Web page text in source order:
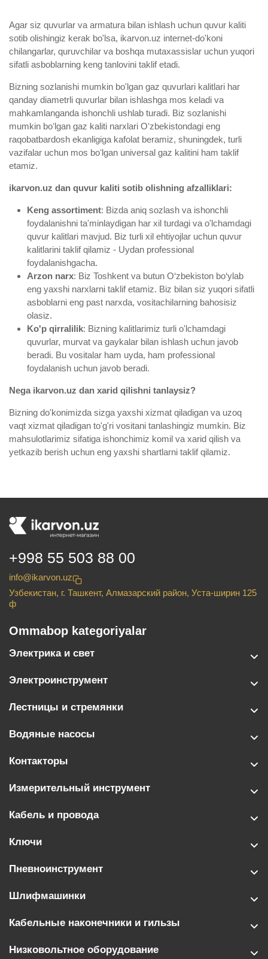
Agar siz quvurlar va armatura bilan ishlash uchun quvur kaliti
sotib olishingiz kerak bo'lsa, ikarvon.uz internet-do'koni
chilangarlar, quruvchilar va boshqa mutaxassislar uchun yuqori
sifatli asboblarning keng tanlovini taklif etadi.
Bizning sozlanishi mumkin bo'lgan gaz quvurlari kalitlari har
qanday diametrli quvurlar bilan ishlashga mos keladi va
mahkamlanganda ishonchli ushlab turadi. Biz sozlanishi
mumkin boʻlgan gaz kaliti narxlari Oʻzbekistondagi eng
raqobatbardosh ekanligiga kafolat beramiz, shuningdek, turli
vazifalar uchun mos boʻlgan universal gaz kalitini ham taklif
etamiz.
ikarvon.uz dan quvur kaliti sotib olishning afzalliklari:
Keng assortiment: Bizda aniq sozlash va ishonchli
foydalanishni ta'minlaydigan har xil turdagi va o'lchamdagi
quvur kalitlari mavjud. Biz turli xil ehtiyojlar uchun quvur
kalitlarini taklif qilamiz - Uydan professional
foydalanishgacha.
Arzon narx: Biz Toshkent va butun O‘zbekiston bo‘ylab
eng yaxshi narxlarni taklif etamiz. Biz bilan siz yuqori sifatli
asboblarni eng past narxda, vositachilarning bahosisiz
olasiz.
Ko'p qirralilik: Bizning kalitlarimiz turli o'lchamdagi
quvurlar, murvat va gaykalar bilan ishlash uchun javob
beradi. Bu vositalar ham uyda, ham professional
foydalanish uchun javob beradi.
Nega ikarvon.uz dan xarid qilishni tanlaysiz?
Bizning do'konimizda sizga yaxshi xizmat qiladigan va uzoq
vaqt xizmat qiladigan to'g'ri vositani tanlashingiz mumkin. Biz
mahsulotlarimiz sifatiga ishonchimiz komil va xarid qilish va
yetkazib berish uchun eng yaxshi shartlarni taklif qilamiz.
+998 55 503 88 00
info@ikarvon.uz
Узбекистан, г. Ташкент, Алмазарский район, Уста-ширин 125
ф
Ommabop kategoriyalar
Электрика и свет
Электроинструмент
Лестницы и стремянки
Водяные насосы
Контакторы
Измерительный инструмент
Кабель и провода
Ключи
Пневноинструмент
Шлифмашинки
Кабельные наконечники и гильзы
Низковольтное оборудование